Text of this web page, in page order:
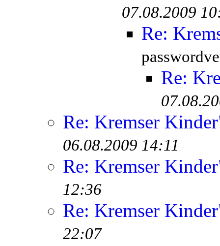
07.08.2009
Re:
Re:
Re: Kremser
06.08.2009 14:11
Re: Kremser
12:36
Re: Kremser
22:07